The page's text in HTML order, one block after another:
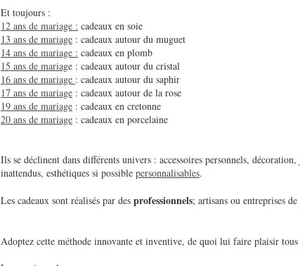
Et toujours :
12 ans de mariage : cadeaux en soie
13 ans de mariage : cadeaux autour du muguet
14 ans de mariage : cadeaux en plomb
15 ans de mariage : cadeaux autour du cristal
16 ans de mariage : cadeaux autour du saphir
17 ans de mariage : cadeaux autour de la rose
19 ans de mariage : cadeaux en cretonne
20 ans de mariage : cadeaux en porcelaine
Ils se déclinent dans différents univers : accessoires personnels,
inattendus, esthétiques si possible personnalisables.
Les cadeaux sont réalisés par des professionnels; artisans ou entreprises
Adoptez cette méthode innovante et inventive, de quoi lui faire plaisir